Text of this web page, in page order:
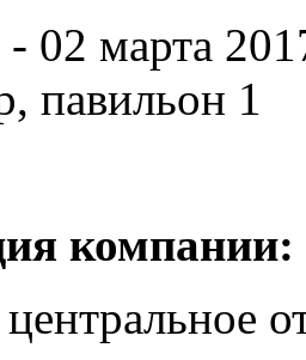
- 02 марта
павильон 1
компании: